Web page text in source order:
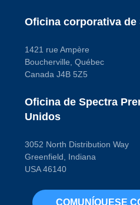
Oficina corporativa de
1421 rue Ampère
Boucherville, Québec
Canada J4B 5Z5
Oficina de Spectra
Unidos
3052 North Distribution Way
Greenfield, Indiana
USA 46140
COMUNÍQUESE